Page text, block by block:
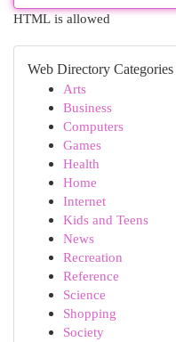
HTML is allowed
Web Directory Categories
Arts
Business
Computers
Games
Health
Home
Internet
Kids and Teens
News
Recreation
Reference
Science
Shopping
Society